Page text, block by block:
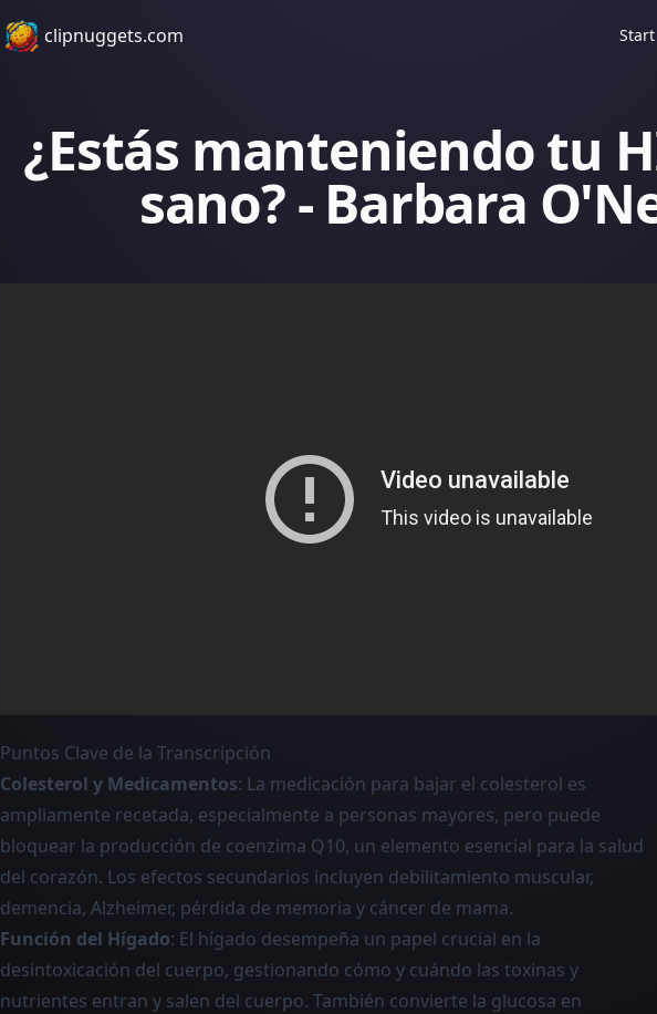
clipnuggets.com Start
¿Estás manteniendo tu
sano? - Barbara
Puntos Clave de la Transcripción
Colesterol y Medicamentos: La medicación para bajar el colesterol es
ampliamente recetada, especialmente a personas mayores, pero puede
bloquear la producción de coenzima Q10, un elemento esencial para la salud
del corazón. Los efectos secundarios incluyen debilitamiento muscular,
demencia, Alzheimer, pérdida de memoria y cáncer de mama.
Función del Hígado: El hígado desempeña un papel crucial en la
desintoxicación del cuerpo, gestionando cómo y cuándo las toxinas y
nutrientes entran y salen del cuerpo. También convierte la glucosa en